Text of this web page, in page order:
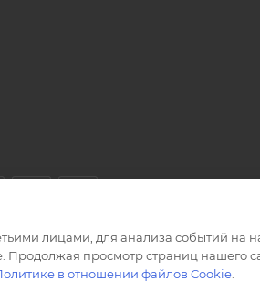
лицами, для анализа событий на
Продолжая просмотр страниц нашего
в отношении файлов Cookie